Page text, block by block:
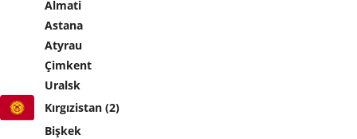
Almati
Astana
Atyrau
Çimkent
Uralsk
Kırgızistan (2)
Bişkek